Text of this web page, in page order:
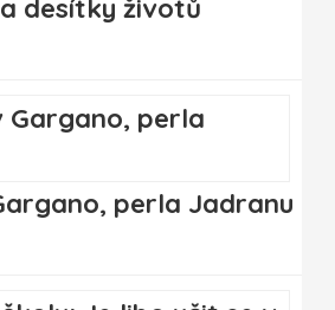
desítky životů
perla Jadranu